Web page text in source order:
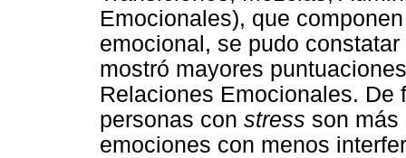
Emocionales), que
emocional, se pudo
mostró mayores
Relaciones Emocionales. De
personas con stress son más
emociones con menos